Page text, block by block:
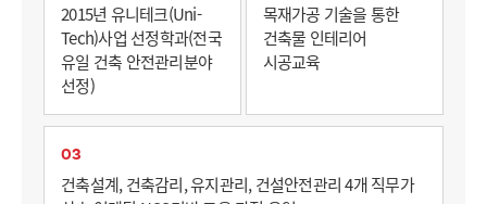
2015년 유니테크(Uni-
Tech)사업 선정학과(전국
유일 건축 안전관리분야
선정)
목재가공 기술을 통한
건축물 인테리어
시공교육
03
건축설계, 건축감리, 유지관리, 건설안전관리 4개 직무가